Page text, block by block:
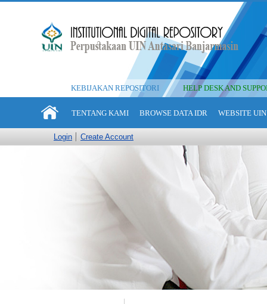
KEBIJAKAN REPOSITORI HELP DESK AND
TENTANG KAMI BROWSE DATA IDR WEBSITE
Login Create Account